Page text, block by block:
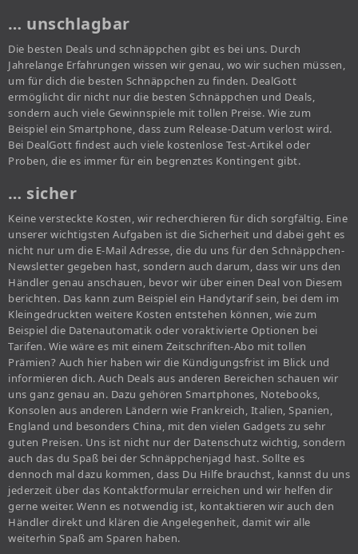
… unschlagbar
Die besten Deals und schnäppchen gibt es bei uns. Durch
Jahrelange Erfahrungen wissen wir genau, wo wir suchen müssen,
um für dich die besten Schnäppchen zu finden. DealGott
ermöglicht dir nicht nur die besten Schnäppchen und Deals,
sondern auch viele Gewinnspiele mit tollen Preise. Wie zum
Beispiel ein Smartphone, dass zum Release-Datum verlost wird.
Bei DealGott findest auch viele kostenlose Test-Artikel oder
Proben, die es immer für ein begrenztes Kontingent gibt.
… sicher
Keine versteckte Kosten, wir recherchieren für dich sorgfältig. Eine
unserer wichtigsten Aufgaben ist die Sicherheit und dabei geht es
nicht nur um die E-Mail Adresse, die du uns für den Schnäppchen-
Newsletter gegeben hast, sondern auch darum, dass wir uns den
Händler genau anschauen, bevor wir über einen Deal von Diesem
berichten. Das kann zum Beispiel ein Handytarif sein, bei dem im
Kleingedruckten weitere Kosten entstehen können, wie zum
Beispiel die Datenautomatik oder voraktivierte Optionen bei
Tarifen. Wie wäre es mit einem Zeitschriften-Abo mit tollen
Prämien? Auch hier haben wir die Kündigungsfrist im Blick und
informieren dich. Auch Deals aus anderen Bereichen schauen wir
uns ganz genau an. Dazu gehören Smartphones, Notebooks,
Konsolen aus anderen Ländern wie Frankreich, Italien, Spanien,
England und besonders China, mit den vielen Gadgets zu sehr
guten Preisen. Uns ist nicht nur der Datenschutz wichtig, sondern
auch das du Spaß bei der Schnäppchenjagd hast. Sollte es
dennoch mal dazu kommen, dass Du Hilfe brauchst, kannst du uns
jederzeit über das Kontaktformular erreichen und wir helfen dir
gerne weiter. Wenn es notwendig ist, kontaktieren wir auch den
Händler direkt und klären die Angelegenheit, damit wir alle
weiterhin Spaß am Sparen haben.